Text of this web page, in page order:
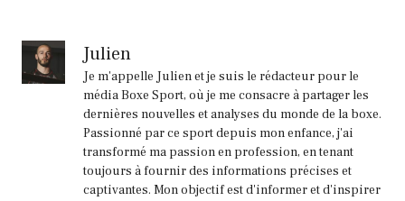
Julien
Je m'appelle Julien et je suis le rédacteur pour le
média Boxe Sport, où je me consacre à partager les
dernières nouvelles et analyses du monde de la boxe.
Passionné par ce sport depuis mon enfance, j'ai
transformé ma passion en profession, en tenant
toujours à fournir des informations précises et
captivantes. Mon objectif est d'informer et d'inspirer